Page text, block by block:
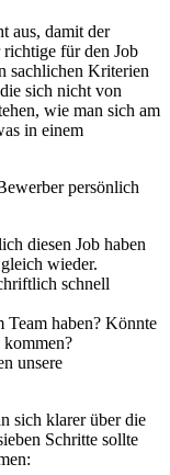
aus, damit der
für den Job
sachlichen Kriterien
sich nicht von
wie man sich am
in einem
persönlich
diesen Job haben
wieder.
schnell
Team haben? Könnte
kommen?
unsere
sich klarer über die
Schritte sollte